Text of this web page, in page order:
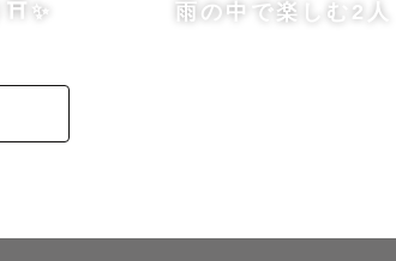
場所で撮りたい」——どん
⛩️✨ 雨の中で楽しむ2人